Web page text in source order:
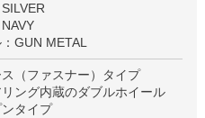
GUN METAL
（ファスナー）タイプ
ング内蔵のダブルホイール
ンタイプ